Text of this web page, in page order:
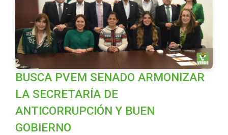
BUSCA PVEM SENADO ARMONIZAR
LA SECRETARÍA DE
ANTICORRUPCIÓN Y BUEN
GOBIERNO